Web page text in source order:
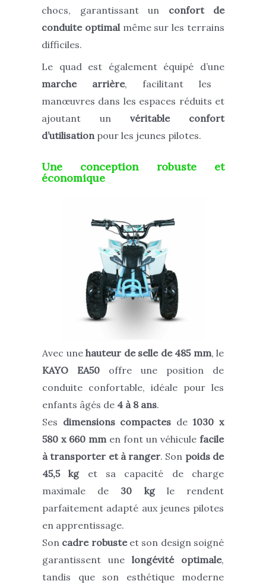
chocs, garantissant un confort de
conduite optimalmême sur les terrains
difficiles.
Le quad est également équipé d’une
marche arrière, facilitant les
manœuvres dans les espaces réduits et
ajoutant un véritable confort
d’utilisation pour les jeunes pilotes.
Une conception robuste et
économique
Avec une hauteur de selle de 485 mm, le
KAYO EA50 offre une position de
conduite confortable, idéale pour les
enfants âgés de 4 à 8 ans.
Ses dimensions compactes de 1030 x
580 x 660 mmen font un véhicule facile
à transporter et à ranger. Son poids de
45,5 kget sa capacité de charge
maximale de 30 kgle rendent
parfaitement adapté aux jeunes pilotes
en apprentissage.
Son cadre robusteet son design soigné
garantissent une longévité optimale,
tandis que son esthétique moderne